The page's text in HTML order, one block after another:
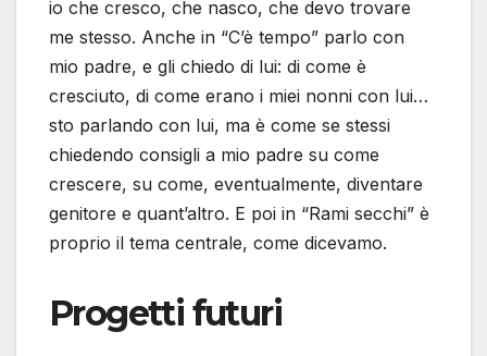
io che cresco, che nasco, che devo trovare
me stesso. Anche in “C’è tempo” parlo con
mio padre, e gli chiedo di lui: di come è
cresciuto, di come erano i miei nonni con lui…
sto parlando con lui, ma è come se stessi
chiedendo consigli a mio padre su come
crescere, su come, eventualmente, diventare
genitore e quant’altro. E poi in “Rami secchi” è
proprio il tema centrale, come dicevamo.
Progetti futuri